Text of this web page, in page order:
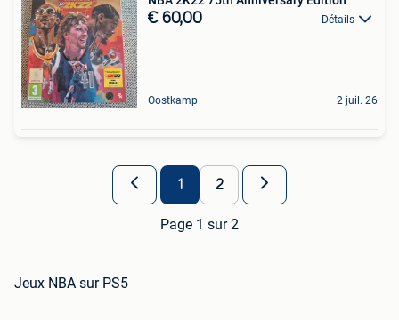
€ 60,00 Détails
Oostkamp 2 juil. 26
1 2
Page 1 sur 2
Jeux NBA sur PS5